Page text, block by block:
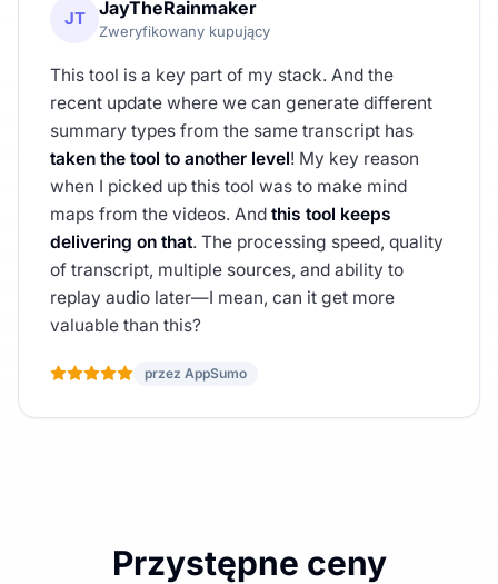
JT JayTheRainmaker
Zweryfikowany kupujący
This tool is a key part of my stack. And the
recent update where we can generate different
summary types from the same transcript has
taken the tool to another level! My key reason
when I picked up this tool was to make mind
maps from the videos. And this tool keeps
delivering on that. The processing speed, quality
of transcript, multiple sources, and ability to
replay audio later—I mean, can it get more
valuable than this?
przez AppSumo
Przystępne ceny